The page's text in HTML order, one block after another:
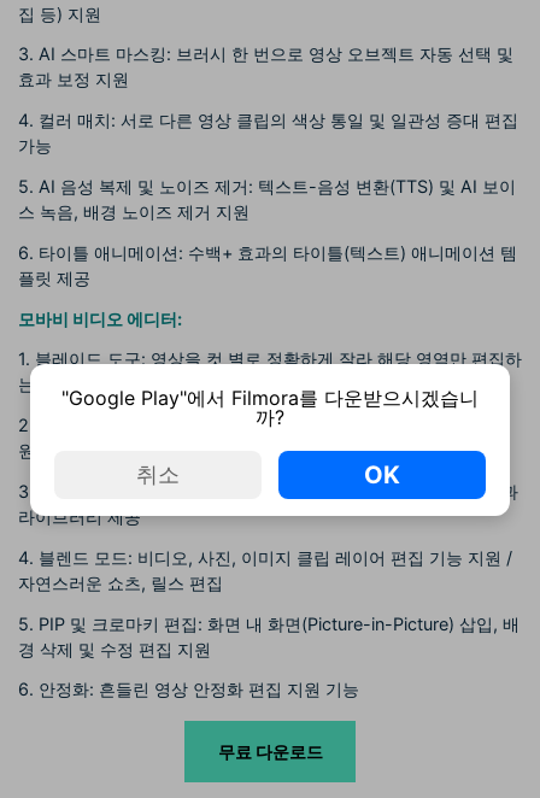
집 등) 지원
3. AI 스마트 마스킹: 브러시 한 번으로 영상 오브젝트 자동 선택 및
효과 보정 지원
4. 컬러 매치: 서로 다른 영상 클립의 색상 통일 및 일관성 증대 편집
가능
5. AI 음성 복제 및 노이즈 제거: 텍스트-음성 변환(TTS) 및 AI 보이
스 녹음, 배경 노이즈 제거 지원
6. 타이틀 애니메이션: 수백+ 효과의 타이틀(텍스트) 애니메이션 템
플릿 제공
모바비 비디오 에디터:
1. 블레이드 도구: 영상을 컷 별로 정확하게 잘라 해당 영역만 편집하
는 기능 / 몽타주 편집 가능
2. 오버레이 편집: 13가지 프리셋을 이용한 오버레이 효과 적용 지
원
3. 풍부한 효과 컬렉션: 타이틀, 오디오, 비디오 필터 등 다양한 효과
라이브러리 제공
4. 블렌드 모드: 비디오, 사진, 이미지 클립 레이어 편집 기능 지원 /
자연스러운 쇼츠, 릴스 편집
5. PIP 및 크로마키 편집: 화면 내 화면(Picture-in-Picture) 삽입, 배
경 삭제 및 수정 편집 지원
6. 안정화: 흔들린 영상 안정화 편집 지원 기능
무료 다운로드
"Google Play"에서 Filmora를 다운받으시겠습니
까?
취소 OK